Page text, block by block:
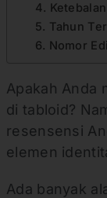
4.
5. Tahun
6. Nomor
Apakah Anda
di tabloid?
resensensi
elemen
Ada banyak